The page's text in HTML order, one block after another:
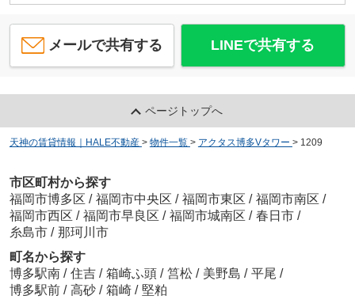
メールで共有する LINEで共有する
ページトップへ
天神の賃貸情報｜HALE不動産 > 物件一覧 > アクタス博多Vタワー > 1209
市区町村から探す
福岡市博多区 / 福岡市中央区 / 福岡市東区 / 福岡市南区 /
福岡市西区 / 福岡市早良区 / 福岡市城南区 / 春日市 /
糸島市 / 那珂川市
町名から探す
博多駅南 / 住吉 / 箱崎ふ頭 / 筥松 / 美野島 / 平尾 /
博多駅前 / 高砂 / 箱崎 / 堅粕